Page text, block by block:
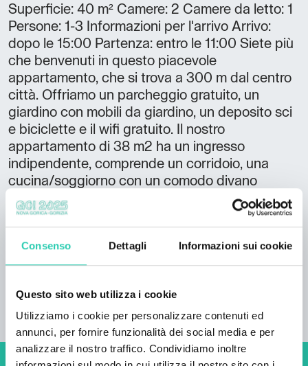
Consenso Dettagli Informazioni sui cookie
Questo sito web utilizza i cookie
Utilizziamo i cookie per personalizzare contenuti ed
annunci, per fornire funzionalità dei social media e per
analizzare il nostro traffico. Condividiamo inoltre
Superficie: 40 m² Camere: 2 Camere da letto: 1
Persone: 1-3 Informazioni per l'arrivo Arrivo:
dopo le 15:00 Partenza: entro le 11:00 Siete più
che benvenuti in questo piacevole
appartamento, che si trova a 300 m dal centro
città. Offriamo un parcheggio gratuito, un
giardino con mobili da giardino, un deposito sci
e biciclette e il wifi gratuito. Il nostro
appartamento di 38 m2 ha un ingresso
indipendente, comprende un corridoio, una
cucina/soggiorno con un comodo divano
estraibile, una camera con 2 letti e un bagno. È
anche il punto di partenza ideale per escursioni